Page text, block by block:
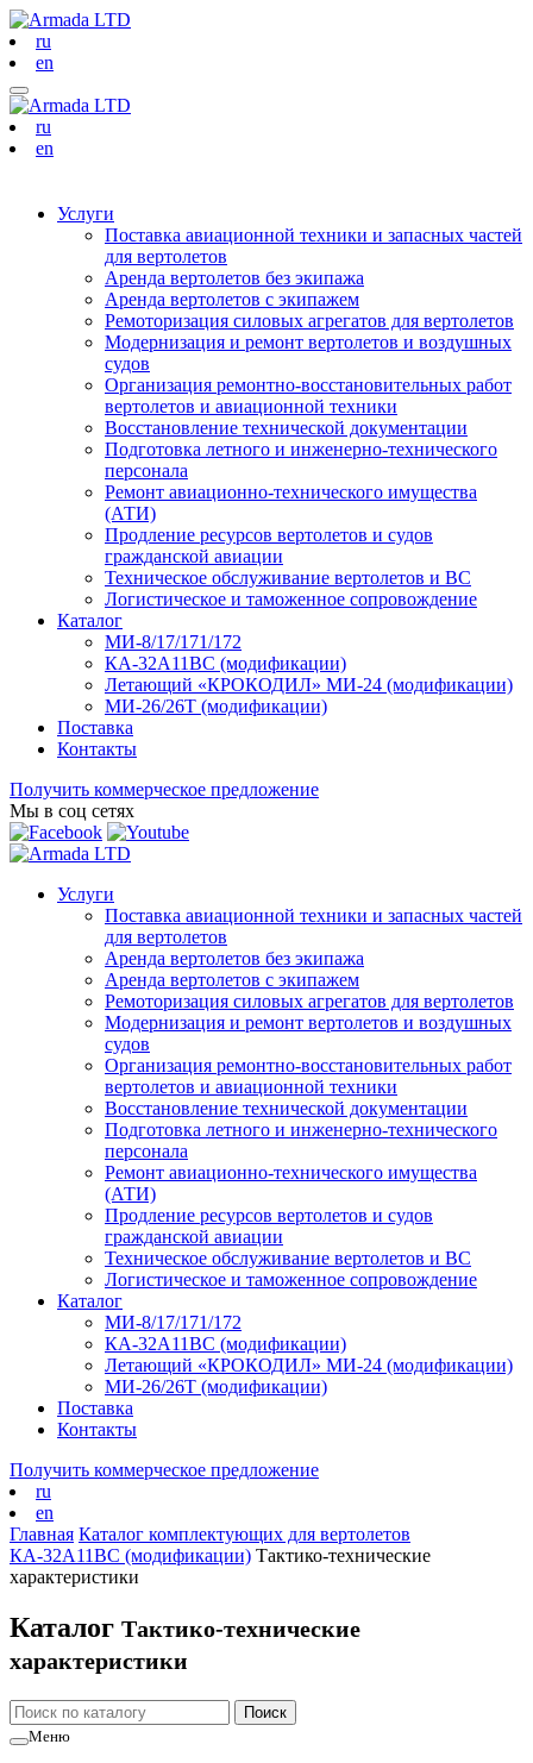
ru
en
ru
en
Услуги
Поставка авиационной техники и запасных частей
для вертолетов
Аренда вертолетов без экипажа
Аренда вертолетов с экипажем
Ремоторизация силовых агрегатов для вертолетов
Модернизация и ремонт вертолетов и воздушных
судов
Организация ремонтно-восстановительных работ
вертолетов и авиационной техники
Восстановление технической документации
Подготовка летного и инженерно-технического
персонала
Ремонт авиационно-технического имущества
(АТИ)
Продление ресурсов вертолетов и судов
гражданской авиации
Техническое обслуживание вертолетов и ВС
Логистическое и таможенное сопровождение
Каталог
МИ-8/17/171/172
КА-32А11ВС (модификации)
Летающий «КРОКОДИЛ» МИ-24 (модификации)
МИ-26/26Т (модификации)
Поставка
Контакты
Получить коммерческое предложение
Мы в соц сетях
Услуги
Поставка авиационной техники и запасных частей
для вертолетов
Аренда вертолетов без экипажа
Аренда вертолетов с экипажем
Ремоторизация силовых агрегатов для вертолетов
Модернизация и ремонт вертолетов и воздушных
судов
Организация ремонтно-восстановительных работ
вертолетов и авиационной техники
Восстановление технической документации
Подготовка летного и инженерно-технического
персонала
Ремонт авиационно-технического имущества
(АТИ)
Продление ресурсов вертолетов и судов
гражданской авиации
Техническое обслуживание вертолетов и ВС
Логистическое и таможенное сопровождение
Каталог
МИ-8/17/171/172
КА-32А11ВС (модификации)
Летающий «КРОКОДИЛ» МИ-24 (модификации)
МИ-26/26Т (модификации)
Поставка
Контакты
Получить коммерческое предложение
ru
en
Главная Каталог комплектующих для вертолетов
КА-32А11ВС (модификации) Тактико-технические
характеристики
Каталог Тактико-технические
характеристики
Меню